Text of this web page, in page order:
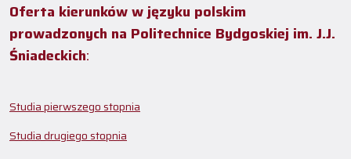
Oferta kierunków w języku polskim
prowadzonych na Politechnice Bydgoskiej im. J.J.
Śniadeckich:
Studia pierwszego stopnia
Studia drugiego stopnia